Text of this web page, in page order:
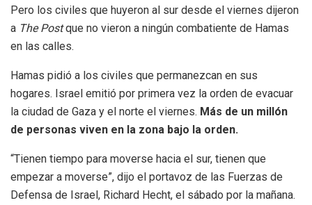
Pero los civiles que huyeron al sur desde el viernes dijeron
a The Postque no vieron a ningún combatiente de Hamas
en las calles.
Hamas pidió a los civiles que permanezcan en sus
hogares. Israel emitió por primera vez la orden de evacuar
la ciudad de Gaza y el norte el viernes. Más de un millón
de personas viven en la zona bajo la orden.
“Tienen tiempo para moverse hacia el sur, tienen que
empezar a moverse”, dijo el portavoz de las Fuerzas de
Defensa de Israel, Richard Hecht, el sábado por la mañana.